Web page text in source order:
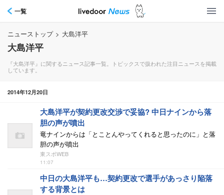
一覧
ニューストップ > 大島洋平
大島洋平
『大島洋平』に関するニュース記事一覧。トピックスで扱われた注目ニュースを掲載
しています。
2014年12月20日
大島洋平が契約更改交渉で妥協? 中日ナインから落
胆の声が噴出
竜ナインからは「とことんやってくれると思ったのに」と落
胆の声が噴出
東スポWEB
11:07
中日の大島洋平も…契約更改で選手があっさり陥落
する背景とは